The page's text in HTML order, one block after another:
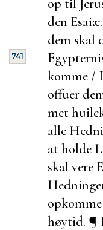
den
dem skal
741
komme /
offuer
met
alle
at holde
skal vere
høytid. ¶